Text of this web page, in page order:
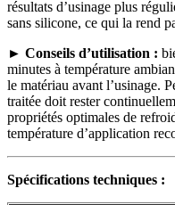
résultats d’usinage plus
sans silicone, ce qui la rend
► Conseils d’utilisation :
minutes à température
le matériau avant l’usinage.
traitée doit rester
propriétés optimales de
température d’application
Spécifications techniques :